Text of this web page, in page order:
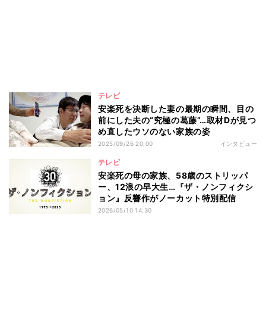
テレビ
安楽死を決断した妻の最期の瞬間、目の
前にした夫の“究極の葛藤”…取材Dが見つ
め直したウソのない家族の姿
2025/09/26 20:00 インタビュー
テレビ
安楽死の母の家族、58歳のストリッパ
ー、12浪の早大生…『ザ・ノンフィクシ
ョン』反響作がノーカット特別配信
2026/05/10 14:30